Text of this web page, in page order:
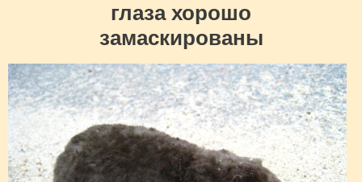
глаза хорошо
замаскированы